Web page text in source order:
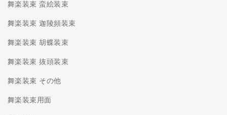
舞楽装束 蛮絵装束
舞楽装束 迦陵頻装束
舞楽装束 胡蝶装束
舞楽装束 抜頭装束
舞楽装束 その他
舞楽装束用面